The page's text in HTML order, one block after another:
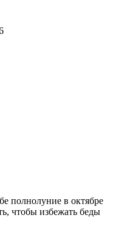
полнолуние в октябре
чтобы избежать беды